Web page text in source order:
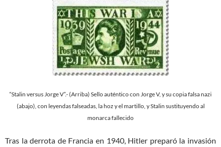
“Stalin versus Jorge V”.- (Arriba) Sello auténtico con Jorge V, y su copia falsa nazi
(abajo), con leyendas falseadas, la hoz y el martillo, y Stalin sustituyendo al
monarca fallecido
Tras la derrota de Francia en 1940, Hitler preparó la invasión